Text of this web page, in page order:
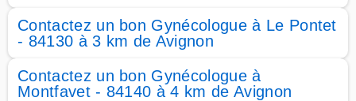
Contactez un bon Gynécologue à Le Pontet
- 84130 à 3 km de Avignon
Contactez un bon Gynécologue à
Montfavet - 84140 à 4 km de Avignon